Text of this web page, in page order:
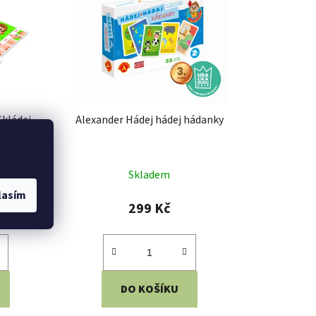
Alexander Hádej hádej hádanky
Skladem
299 Kč
DO KOŠÍKU